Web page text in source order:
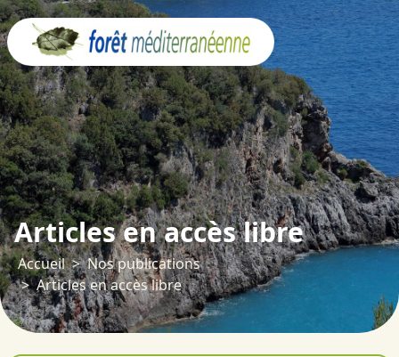
Articles en accès libre
Accueil
Nos publications
Articles en accès libre
Panneau de gestion des cookies